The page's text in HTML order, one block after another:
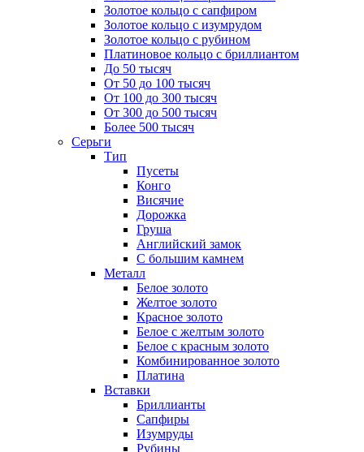
Золотое кольцо с сапфиром
Золотое кольцо с изумрудом
Золотое кольцо с рубином
Платиновое кольцо с бриллиантом
До 50 тысяч
От 50 до 100 тысяч
От 100 до 300 тысяч
От 300 до 500 тысяч
Более 500 тысяч
Серьги
Тип
Пусеты
Конго
Висячие
Дорожка
Груша
Английский замок
С большим камнем
Металл
Белое золото
Желтое золото
Красное золото
Белое с желтым золото
Белое с красным золото
Комбинированное золото
Платина
Вставки
Бриллианты
Сапфиры
Изумруды
Рубины